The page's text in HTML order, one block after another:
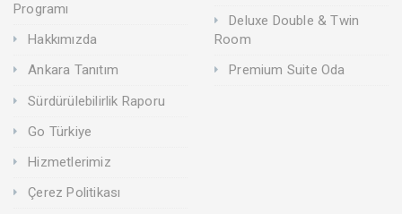
Programı
Hakkımızda
Ankara Tanıtım
Sürdürülebilirlik Raporu
Go Türkiye
Hizmetlerimiz
Çerez Politikası
Deluxe Double & Twin
Room
Premium Suite Oda